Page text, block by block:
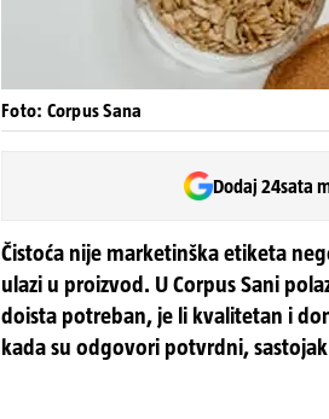
Foto: Corpus Sana
Dodaj 24sata
Čistoća nije marketinška etiketa
ulazi u proizvod. U Corpus Sani
doista potreban, je li kvalitetan i
kada su odgovori potvrdni,